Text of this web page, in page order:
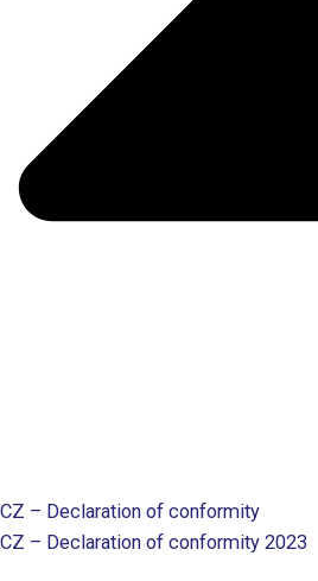
CZ – Declaration of conformity
CZ – Declaration of conformity 2023